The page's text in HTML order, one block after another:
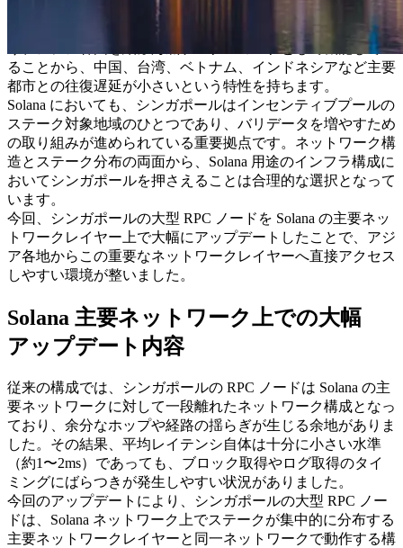
り、多国籍企業やトレーディング関連のビジネスが集積して
います。加えて、大規模データセンターが集中する拠点であ
り、アジア各国を結ぶ海底ケーブルのハブとして機能してい
ることから、中国、台湾、ベトナム、インドネシアなど主要
都市との往復遅延が小さいという特性を持ちます。
Solana においても、シンガポールはインセンティブプールの
ステーク対象地域のひとつであり、バリデータを増やすため
の取り組みが進められている重要拠点です。ネットワーク構
造とステーク分布の両面から、Solana 用途のインフラ構成に
おいてシンガポールを押さえることは合理的な選択となって
います。
今回、シンガポールの大型 RPC ノードを Solana の主要ネッ
トワークレイヤー上で大幅にアップデートしたことで、アジ
ア各地からこの重要なネットワークレイヤーへ直接アクセス
しやすい環境が整いました。
Solana 主要ネットワーク上での大幅
アップデート内容
従来の構成では、シンガポールの RPC ノードは Solana の主
要ネットワークに対して一段離れたネットワーク構成となっ
ており、余分なホップや経路の揺らぎが生じる余地がありま
した。その結果、平均レイテンシ自体は十分に小さい水準
（約1〜2ms）であっても、ブロック取得やログ取得のタイ
ミングにばらつきが発生しやすい状況がありました。
今回のアップデートにより、シンガポールの大型 RPC ノー
ドは、Solana ネットワーク上でステークが集中的に分布する
主要ネットワークレイヤーと同一ネットワークで動作する構